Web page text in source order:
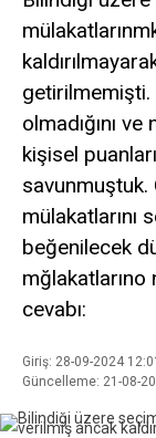
getirilmemişti.
olmadığını
kişisel
savunmuştuk.
mülakatlarını
beğenilecek
mğlakatlarıno
cevabı:
Giriş: 28-09-2024 12:01
Güncelleme: 21-08-